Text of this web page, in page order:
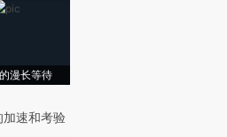
漫长等待
速和考验